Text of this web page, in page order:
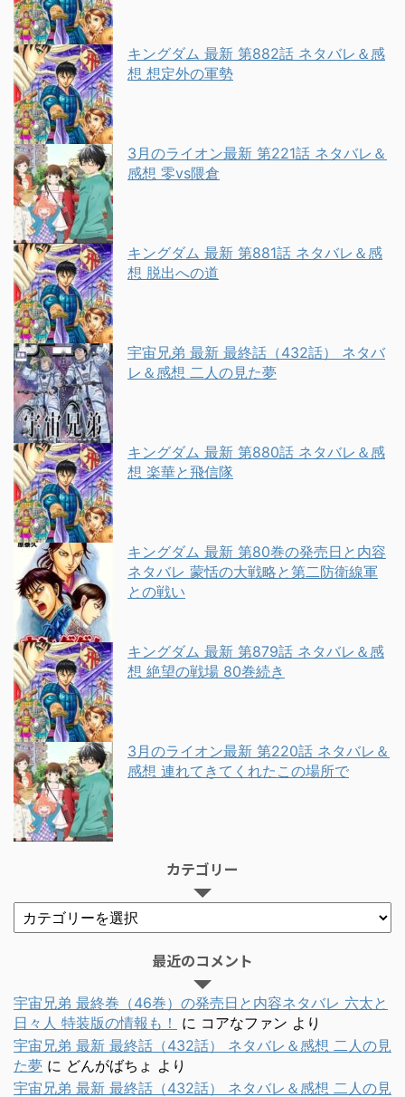
キングダム 最新 第882話 ネタバレ＆感
想 想定外の軍勢
3月のライオン最新 第221話 ネタバレ＆
感想 零vs隈倉
キングダム 最新 第881話 ネタバレ＆感
想 脱出への道
宇宙兄弟 最新 最終話（432話） ネタバ
レ＆感想 二人の見た夢
キングダム 最新 第880話 ネタバレ＆感
想 楽華と飛信隊
キングダム 最新 第80巻の発売日と内容
ネタバレ 蒙恬の大戦略と第二防衛線軍
との戦い
キングダム 最新 第879話 ネタバレ＆感
想 絶望の戦場 80巻続き
3月のライオン最新 第220話 ネタバレ＆
感想 連れてきてくれたこの場所で
カテゴリー
最近のコメント
宇宙兄弟 最終巻（46巻）の発売日と内容ネタバレ 六太と
日々人 特装版の情報も！
に コアなファン より
宇宙兄弟 最新 最終話（432話） ネタバレ＆感想 二人の見
た夢 に どんがばちょ より
宇宙兄弟 最新 最終話（432話） ネタバレ＆感想 二人の見